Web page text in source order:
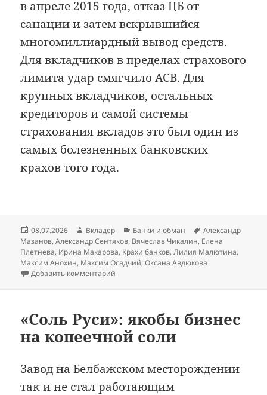
в апреле 2015 года, отказ ЦБ от
санации и затем вскрывшийся
многомиллиардный вывод средств.
Для вкладчиков в пределах страхового
лимита удар смягчило АСВ. Для
крупных вкладчиков, остальных
кредиторов и самой системы
страхования вкладов это был один из
самых болезненных банковских
крахов того года.
Опубликовано
08.07.2026 Автор
Вкладер Рубрики
Банки и обман Метки
Александр
Мазанов,Александр Сентяков, Вячеслав Чикалин, Елена
Плетнева, Ирина Макарова, Крахи банков,Лилия Малютина,
Максим Анохин, Максим Осадчий,Оксана Авдюкова
Добавить комментарий
«Соль Руси»: якобы бизнес
на копеечной соли
Завод на Белбажском месторождении
так и не стал работающим